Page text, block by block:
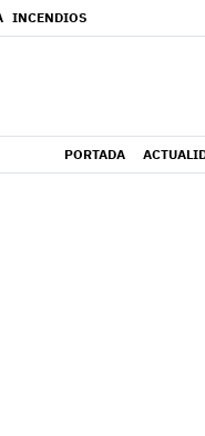
INCENDIOS
PORTADA